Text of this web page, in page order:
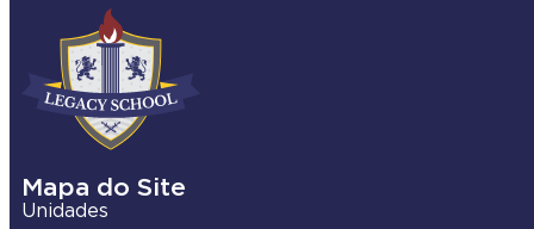
Mapa do Site
Unidades